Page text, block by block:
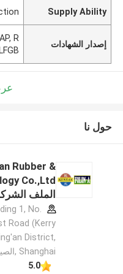
Supply Ability
إصدار الشهادات
R
حول نا
Rubber &
Co.,Ltd
الملف
1, No.
Road (Kerry
District,
Shanghai ,الصين
5.0